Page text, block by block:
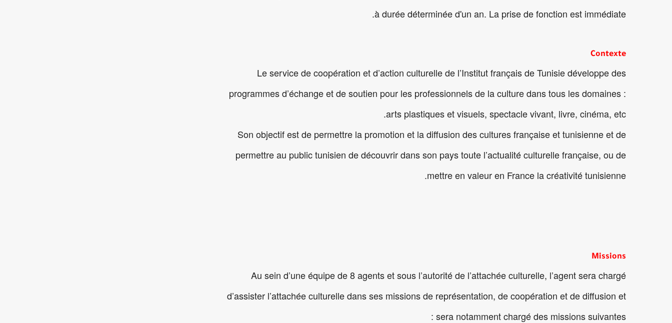
à durée déterminée d'un an. La prise de fonction est immédiate.
Contexte
Le service de coopération et d’action culturelle de l’Institut français de Tunisie développe des
programmes d’échange et de soutien pour les professionnels de la culture dans tous les domaines :
arts plastiques et visuels, spectacle vivant, livre, cinéma, etc.
Son objectif est de permettre la promotion et la diffusion des cultures française et tunisienne et de
permettre au public tunisien de découvrir dans son pays toute l’actualité culturelle française, ou de
mettre en valeur en France la créativité tunisienne.
Missions
Au sein d’une équipe de 8 agents et sous l’autorité de l’attachée culturelle, l’agent sera chargé
d’assister l’attachée culturelle dans ses missions de représentation, de coopération et de diffusion et
sera notamment chargé des missions suivantes :